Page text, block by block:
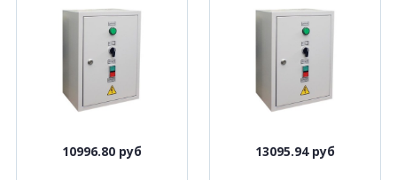
10996.80 руб 13095.94 руб